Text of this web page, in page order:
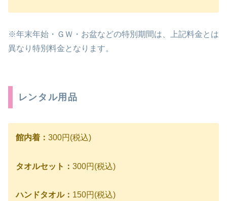
※年末年始・ＧＷ・お盆などの特別期間は、上記料金とは
異なり特別料金となります。
レンタル用品
館内着： 300円(税込)
タオルセット： 300円(税込)
ハンドタオル： 150円(税込)